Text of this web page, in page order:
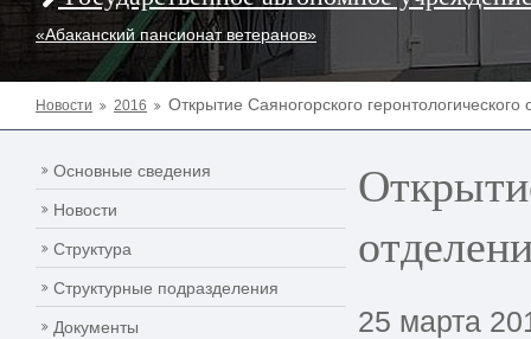
«Абаканский пансионат ветеранов»
Новости 2016 Открытие Саяногорского геронтологического
Основные сведения
Новости
Структура
Структурные подразделения
Документы 25 марта